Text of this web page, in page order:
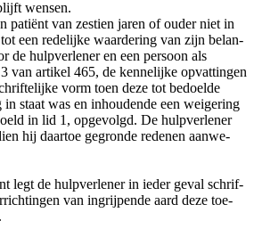
wensen.
pati­ënt van zes­tien jaren of ouder niet in
een rede­lij­ke waar­de­ring van zijn belan­
de hulp­ver­le­ner en een per­soon als
van arti­kel 465, de ken­ne­lij­ke opvat­tin­gen
vorm toen deze tot bedoel­de
staat was en inhou­den­de een wei­ge­ring
in lid 1, opge­volgd. De hulp­ver­le­ner
hij daar­toe gegron­de rede­nen aan­we­
legt de hulp­ver­le­ner in ieder geval schrif­
van ingrij­pen­de aard deze toe­